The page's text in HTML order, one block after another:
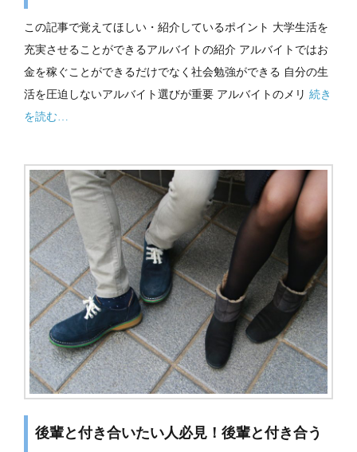
この記事で覚えてほしい・紹介しているポイント 大学生活を
充実させることができるアルバイトの紹介 アルバイトではお
金を稼ぐことができるだけでなく社会勉強ができる 自分の生
活を圧迫しないアルバイト選びが重要 アルバイトのメリ 続き
を読む…
後輩と付き合いたい人必見！後輩と付き合う